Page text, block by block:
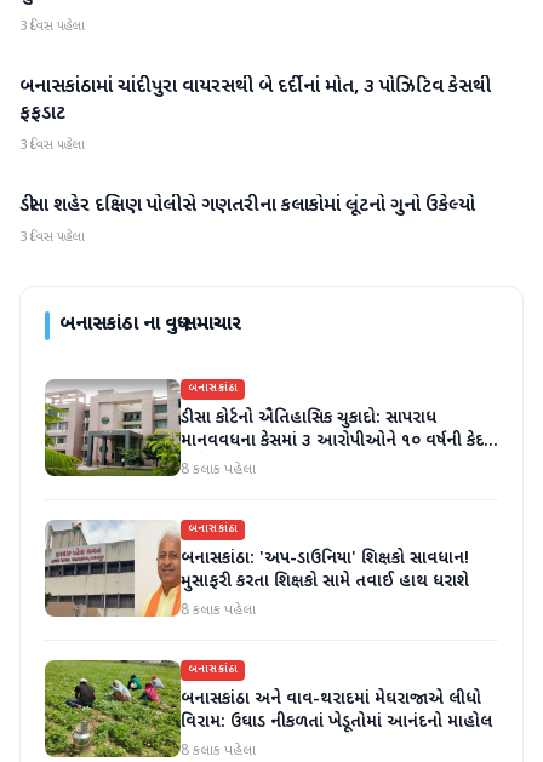
3 દિવસ પહેલા
બનાસકાંઠા
બનાસકાંઠામાં ચાંદીપુરા વાયરસથી બે દર્દીનાં મોત, ૩ પોઝિટિવ કેસથી
ફફડાટ
3 દિવસ પહેલા
બનાસકાંઠા
ડીસા શહેર દક્ષિણ પોલીસે ગણતરીના કલાકોમાં લૂંટનો ગુનો ઉકેલ્યો
3 દિવસ પહેલા
બનાસકાંઠાના વધુ સમાચાર
બનાસકાંઠા
ડીસા કોર્ટનો ઐતિહાસિક ચુકાદો: સાપરાધ
માનવવધના કેસમાં ૩ આરોપીઓને ૧૦ વર્ષની કેદ
અને ૬ લાખનો દંડ
8 કલાક પહેલા
બનાસકાંઠા
બનાસકાંઠા: 'અપ-ડાઉનિયા' શિક્ષકો સાવધાન!
મુસાફરી કરતા શિક્ષકો સામે તવાઈ હાથ ધરાશે
8 કલાક પહેલા
બનાસકાંઠા
બનાસકાંઠા અને વાવ-થરાદમાં મેઘરાજાએ લીધો
વિરામ: ઉઘાડ નીકળતાં ખેડૂતોમાં આનંદનો માહોલ
8 કલાક પહેલા